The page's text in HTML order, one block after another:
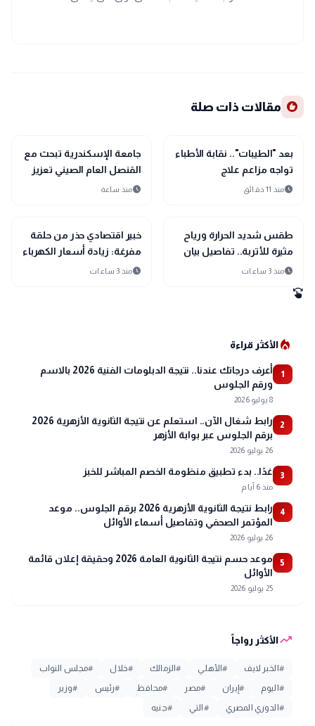
recommend مقالات ذات صلة
public
الأخبار المحلية
بعد "الطيبات".. نقابة الأطباء
تواجه مزاعم علاج
السرطان"بالكربونات"
scheduleمنذ 11 دقائق
public
الأخبار المحلية
جامعة الإسكندرية تبحث مع
القنصل العام الصيني تعزيز
التعاون الأكاديمي والبحثي
scheduleمنذ ساعة
public
الأخبار المحلية
طقس شديد الحرارة ورياح
مثيرة للأتربة.. تفاصيل بيان
الأرصاد الجوية اليوم الخميس
scheduleمنذ 3 ساعات
public
الأخبار المحلية
خبير اقتصادي حذر من حلقة
مفرغة: زيادة أسعار الكهرباء
ليست حلاً وتصنيف التكلفة
scheduleمنذ 3 ساعات
swipe
local_fire_departmentالأكثر قراءة
1
أعرف درجاتك عندنا.. نتيجة الدبلومات الفنية 2026 بالاسم
ورقم الجلوس
8 يوليو 2026
2
رابط شغال الآن.. استعلم عن نتيجة الثانوية الأزهرية 2026
برقم الجلوس عبر بوابة الأزهر
26 يوليو 2026
3 غدًا.. بدء تطبيق منظومة الخصم المباشر للخبز
منذ 6 أيام
4
رابط نتيجة الثانوية الأزهرية 2026 برقم الجلوس.. موعد
المؤتمر الصحفي وتفاصيل أسماء الأوائل
26 يوليو 2026
5
موعد حسم نتيجة الثانوية العامة 2026 وحقيقة إعلان قائمة
الأوائل
25 يوليو 2026
trending_upالأكثر رواجاً
# الخبر لايف #الأهلي #الزمالك #خلال #مجلس النواب
# اليوم # إيران #مصر #محافظ #رئيس #وزير
# الدوري المصري # التي #جنيه